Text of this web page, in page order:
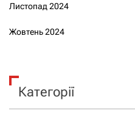
Листопад 2024
Жовтень 2024
Категорії